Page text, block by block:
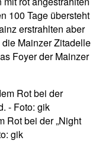
100 Tage übersteht
erstrahlten aber
Mainzer Zitadelle
Foyer der Mainzer
Rot bei der „Night
gik